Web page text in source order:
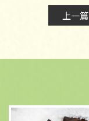
上一篇